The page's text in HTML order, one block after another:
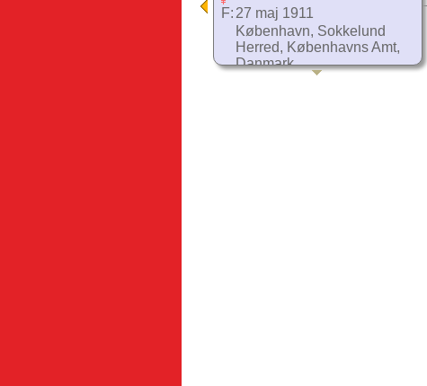
F: 27 maj 1911
København, Sokkelund
Herred, Københavns Amt,
Danmark